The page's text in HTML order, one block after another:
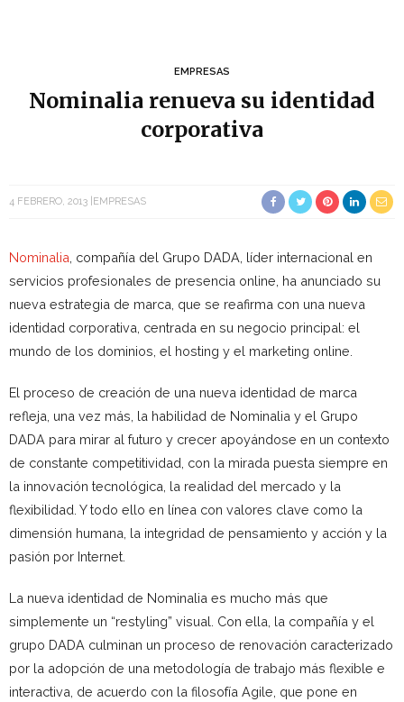
EMPRESAS
Nominalia renueva su identidad
corporativa
4 FEBRERO, 2013 EMPRESAS
Nominalia , compañía del Grupo DADA, líder internacional en
servicios profesionales de presencia online, ha anunciado su
nueva estrategia de marca, que se reafirma con una nueva
identidad corporativa, centrada en su negocio principal: el
mundo de los dominios, el hosting y el marketing online.
El proceso de creación de una nueva identidad de marca
refleja, una vez más, la habilidad de Nominalia y el Grupo
DADA para mirar al futuro y crecer apoyándose en un contexto
de constante competitividad, con la mirada puesta siempre en
la innovación tecnológica, la realidad del mercado y la
flexibilidad. Y todo ello en línea con valores clave como la
dimensión humana, la integridad de pensamiento y acción y la
pasión por Internet.
La nueva identidad de Nominalia es mucho más que
simplemente un “restyling” visual. Con ella, la compañía y el
grupo DADA culminan un proceso de renovación caracterizado
por la adopción de una metodología de trabajo más flexible e
interactiva, de acuerdo con la filosofía Agile, que pone en